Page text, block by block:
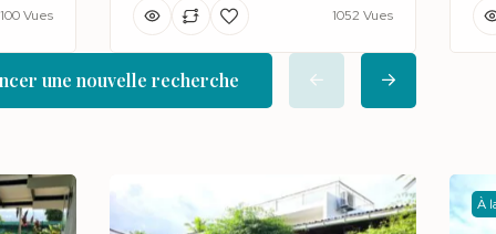
100 Vues 1052 Vues
une nouvelle recherche
À